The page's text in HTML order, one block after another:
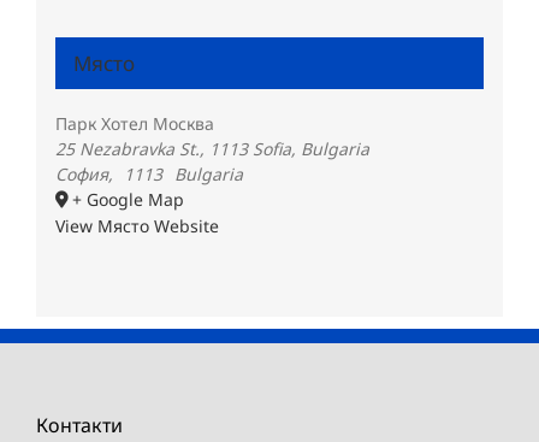
Място
Парк Хотел Москва
25 Nezabravka St., 1113 Sofia, Bulgaria
София, 1113 Bulgaria
+ Google Map
View Място Website
Контакти